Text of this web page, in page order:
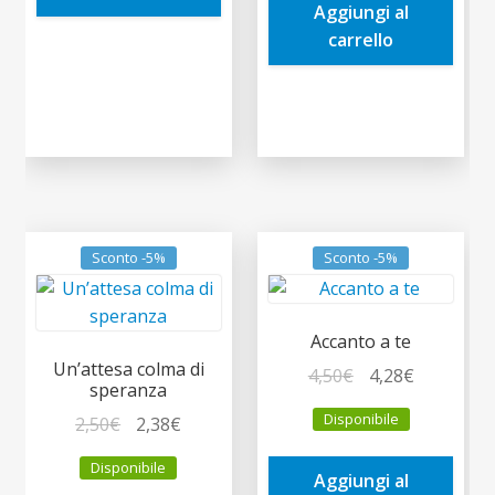
2,50€.
Aggiungi al
carrello
Sconto -5%
Un’attesa colma di
speranza
2,50€
prezzo
originale
2,38€
Disponibile
Sconto -5%
Accanto a te
4,50€
prezzo
originale
era:
4,50€.
4,28€Il
è:
Disponibile
Aggiungi al